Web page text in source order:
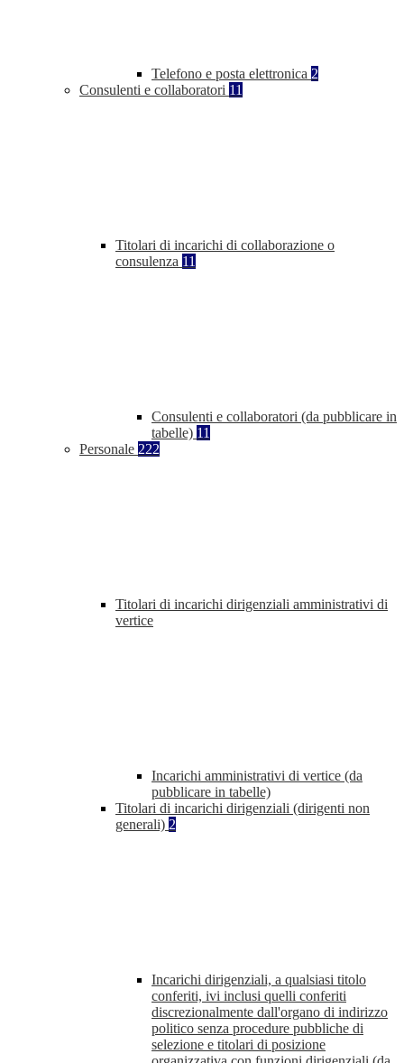
Telefono e posta elettronica 2
Consulenti e collaboratori 11
Titolari di incarichi di collaborazione o
consulenza 11
Consulenti e collaboratori (da pubblicare in
tabelle) 11
Personale 222
Titolari di incarichi dirigenziali amministrativi di
vertice
Incarichi amministrativi di vertice (da
pubblicare in tabelle)
Titolari di incarichi dirigenziali (dirigenti non
generali) 2
Incarichi dirigenziali, a qualsiasi titolo
conferiti, ivi inclusi quelli conferiti
discrezionalmente dall'organo di indirizzo
politico senza procedure pubbliche di
selezione e titolari di posizione